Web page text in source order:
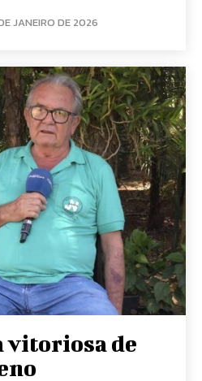
JANEIRO DE 2026
vitoriosa de